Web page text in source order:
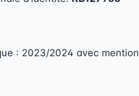
: 2023/2024 avec mention